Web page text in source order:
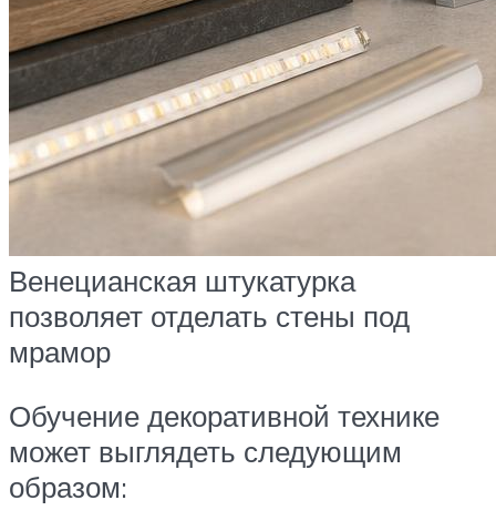
Венецианская штукатурка
позволяет отделать стены под
мрамор
Обучение декоративной технике
может выглядеть следующим
образом: